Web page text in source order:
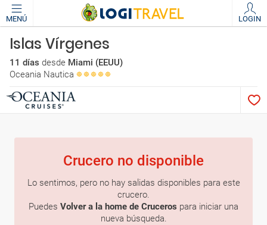
MENÚ LOGIN
Islas Vírgenes
11 días desde Miami (EEUU)
Oceania Nautica
Crucero no disponible
Lo sentimos, pero no hay salidas disponibles para este
crucero.
Puedes Volver a la home de Cruceros para iniciar una
nueva búsqueda.